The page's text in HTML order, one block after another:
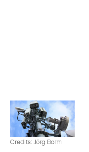
Credits: Jörg Borm